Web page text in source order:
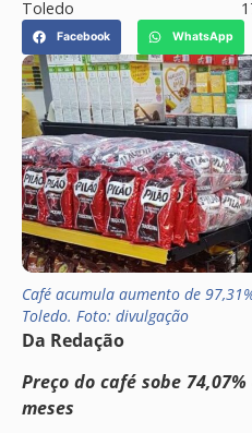
Toledo
Facebook WhatsApp
Café acumula aumento de
Toledo. Foto: divulgação
Da Redação
Preço do café sobe
meses